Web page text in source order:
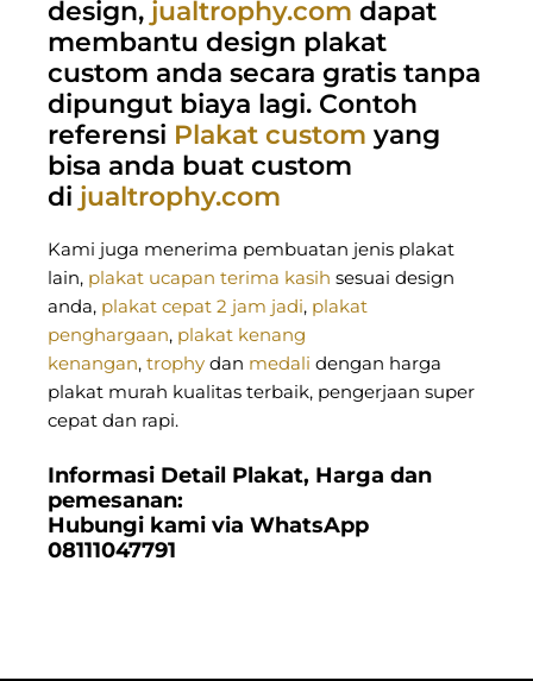
design, jualtrophy.com dapat
membantu design plakat
custom anda secara gratis tanpa
dipungut biaya lagi. Contoh
referensi Plakat custom yang
bisa anda buat custom
di jualtrophy.com
Kami juga menerima pembuatan jenis plakat
lain, plakat ucapan terima kasih sesuai design
anda, plakat cepat 2 jam jadi, plakat
penghargaan, plakat kenang
kenangan, trophy dan medali dengan harga
plakat murah kualitas terbaik, pengerjaan super
cepat dan rapi.
Informasi Detail Plakat, Harga dan
pemesanan:
Hubungi kami via WhatsApp
08111047791